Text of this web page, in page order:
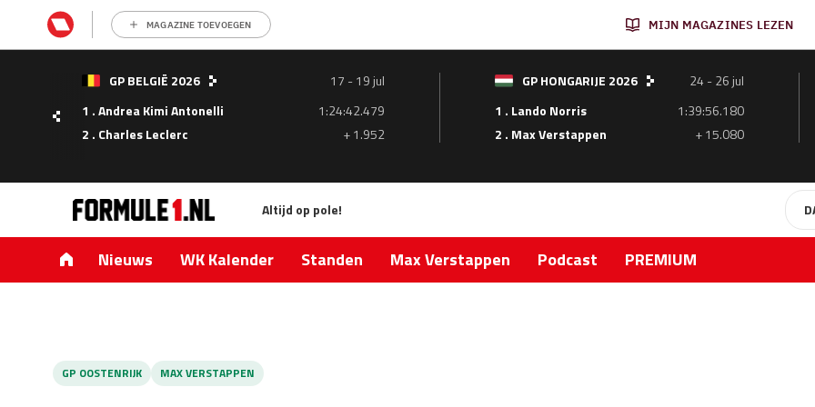
MAGAZINE TOEVOEGEN MIJN MAGAZINES LEZEN
GP BELGIË 2026
17 - 19 jul
1 . Andrea Kimi Antonelli
1:24:42.479
2 . Charles Leclerc
+ 1.952
GP HONGARIJE 2026
24 - 26 jul
1 . Lando Norris
1:39:56.180
2 . Max Verstappen
+ 15.080
Altijd op pole!
Nieuws WK Kalender Standen Max Verstappen Podcast PREMIUM
GP OOSTENRIJK MAX VERSTAPPEN